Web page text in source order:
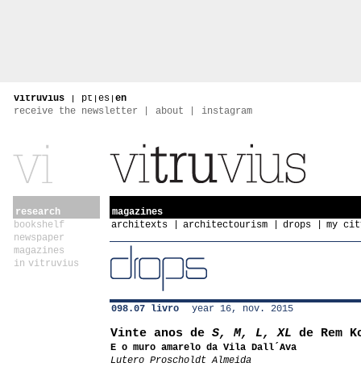
vitruvius | pt | es | en
receive the newsletter
about instagram
research
bookshelf
newspaper
magazines
in vitruvius
magazines
architexts
architectourism drops my
098.07 livro year 16, nov. 2015
Vinte anos de S, M, L, XL de Rem
E o muro amarelo da Vila Dall´Ava
Lutero Proscholdt Almeida